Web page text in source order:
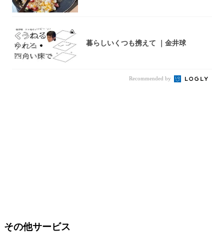
暮らしいくつも携えて ｜金井球
Recommended by
その他サービス